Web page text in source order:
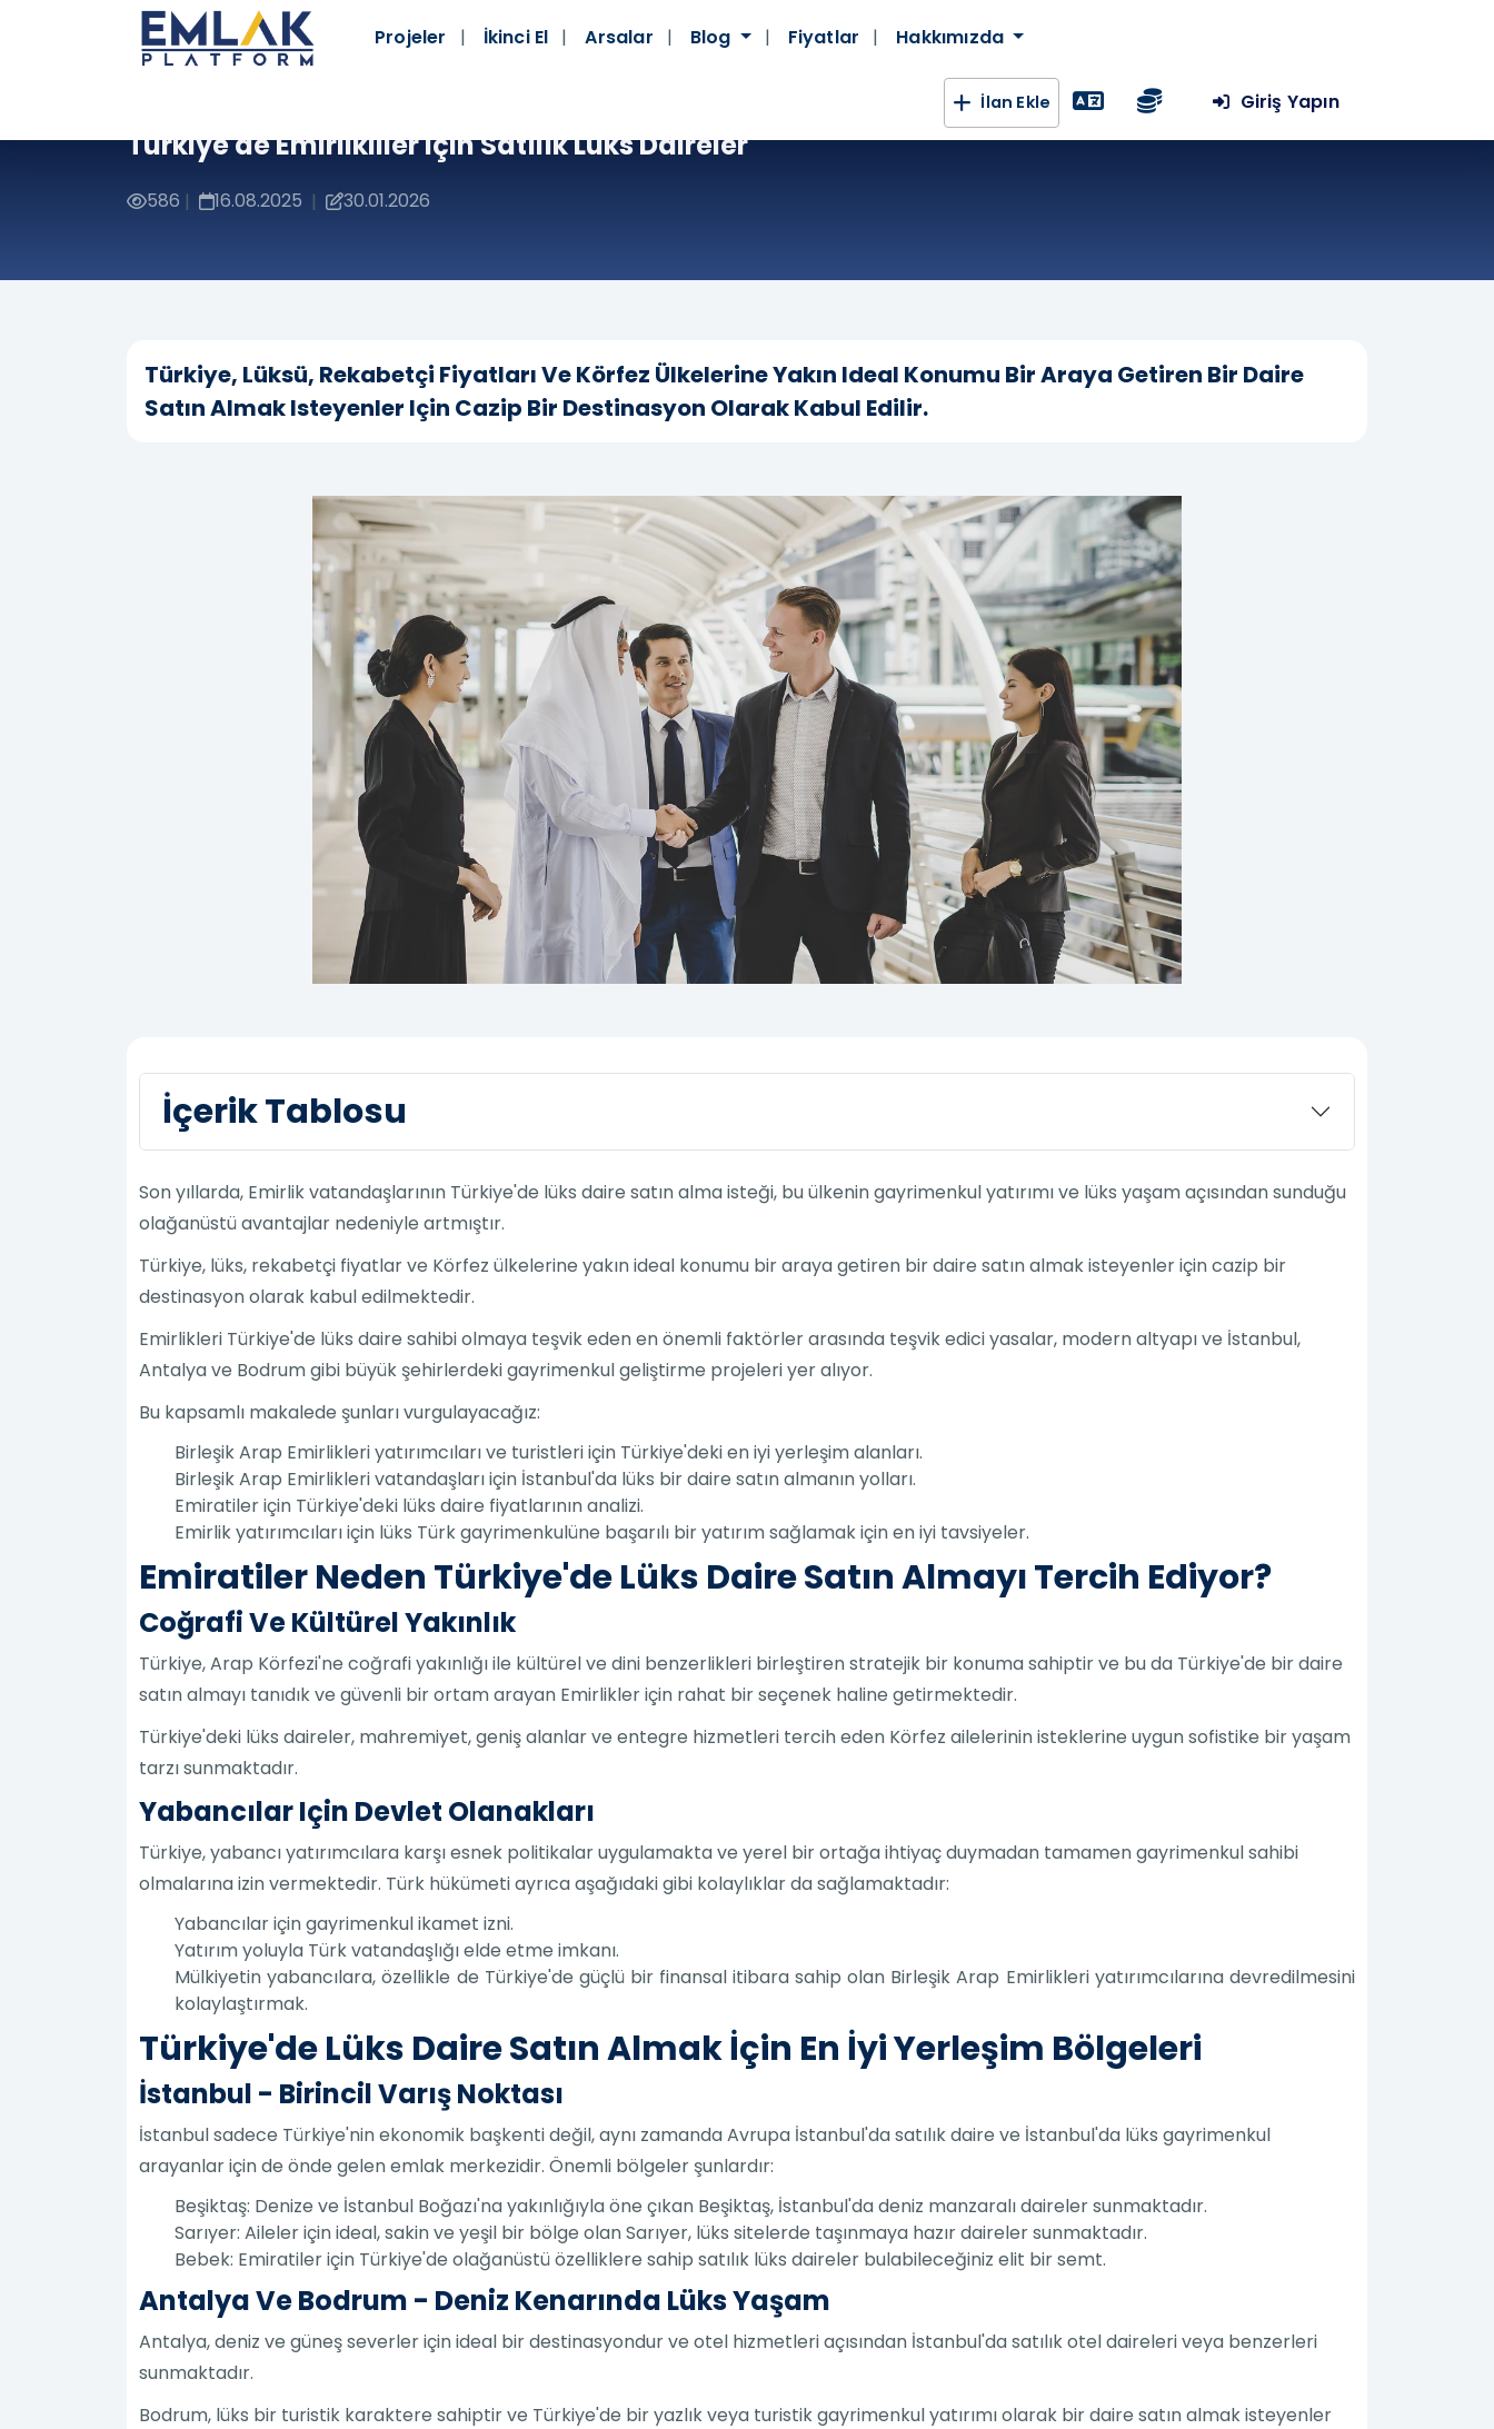
Projeler İkinci El Arsalar Blog Fiyatlar Hakkımızda
İlan Ekle Giriş Yapın
Türkiye'de Emirlikliler Için Satılık Lüks Daireler
586 | 16.08.2025 | 30.01.2026
Türkiye, Lüksü, Rekabetçi Fiyatları Ve Körfez Ülkelerine Yakın Ideal Konumu Bir Araya Getiren Bir Daire
Satın Almak Isteyenler Için Cazip Bir Destinasyon Olarak Kabul Edilir.
İçerik Tablosu
Son yıllarda, Emirlik vatandaşlarının Türkiye'de lüks daire satın alma isteği, bu ülkenin gayrimenkul yatırımı ve lüks yaşam açısından sunduğu
olağanüstü avantajlar nedeniyle artmıştır.
Türkiye, lüks, rekabetçi fiyatlar ve Körfez ülkelerine yakın ideal konumu bir araya getiren bir daire satın almak isteyenler için cazip bir
destinasyon olarak kabul edilmektedir.
Emirlikleri Türkiye'de lüks daire sahibi olmaya teşvik eden en önemli faktörler arasında teşvik edici yasalar, modern altyapı ve İstanbul,
Antalya ve Bodrum gibi büyük şehirlerdeki gayrimenkul geliştirme projeleri yer alıyor.
Bu kapsamlı makalede şunları vurgulayacağız:
Birleşik Arap Emirlikleri yatırımcıları ve turistleri için Türkiye'deki en iyi yerleşim alanları.
Birleşik Arap Emirlikleri vatandaşları için İstanbul'da lüks bir daire satın almanın yolları.
Emiratiler için Türkiye'deki lüks daire fiyatlarının analizi.
Emirlik yatırımcıları için lüks Türk gayrimenkulüne başarılı bir yatırım sağlamak için en iyi tavsiyeler.
Emiratiler Neden Türkiye'de Lüks Daire Satın Almayı Tercih Ediyor?
Coğrafi Ve Kültürel Yakınlık
Türkiye, Arap Körfezi'ne coğrafi yakınlığı ile kültürel ve dini benzerlikleri birleştiren stratejik bir konuma sahiptir ve bu da Türkiye'de bir daire
satın almayı tanıdık ve güvenli bir ortam arayan Emirlikler için rahat bir seçenek haline getirmektedir.
Türkiye'deki lüks daireler, mahremiyet, geniş alanlar ve entegre hizmetleri tercih eden Körfez ailelerinin isteklerine uygun sofistike bir yaşam
tarzı sunmaktadır.
Yabancılar Için Devlet Olanakları
Türkiye, yabancı yatırımcılara karşı esnek politikalar uygulamakta ve yerel bir ortağa ihtiyaç duymadan tamamen gayrimenkul sahibi
olmalarına izin vermektedir. Türk hükümeti ayrıca aşağıdaki gibi kolaylıklar da sağlamaktadır:
Yabancılar için gayrimenkul ikamet izni.
Yatırım yoluyla Türk vatandaşlığı elde etme imkanı.
Mülkiyetin yabancılara, özellikle de Türkiye'de güçlü bir finansal itibara sahip olan Birleşik Arap Emirlikleri yatırımcılarına devredilmesini
kolaylaştırmak.
Türkiye'de Lüks Daire Satın Almak İçin En İyi Yerleşim Bölgeleri
İstanbul - Birincil Varış Noktası
İstanbul sadece Türkiye'nin ekonomik başkenti değil, aynı zamanda Avrupa İstanbul'da satılık daire ve İstanbul'da lüks gayrimenkul
arayanlar için de önde gelen emlak merkezidir. Önemli bölgeler şunlardır:
Beşiktaş: Denize ve İstanbul Boğazı'na yakınlığıyla öne çıkan Beşiktaş, İstanbul'da deniz manzaralı daireler sunmaktadır.
Sarıyer: Aileler için ideal, sakin ve yeşil bir bölge olan Sarıyer, lüks sitelerde taşınmaya hazır daireler sunmaktadır.
Bebek: Emiratiler için Türkiye'de olağanüstü özelliklere sahip satılık lüks daireler bulabileceğiniz elit bir semt.
Antalya Ve Bodrum - Deniz Kenarında Lüks Yaşam
Antalya, deniz ve güneş severler için ideal bir destinasyondur ve otel hizmetleri açısından İstanbul'da satılık otel daireleri veya benzerleri
sunmaktadır.
Bodrum, lüks bir turistik karaktere sahiptir ve Türkiye'de bir yazlık veya turistik gayrimenkul yatırımı olarak bir daire satın almak isteyenler